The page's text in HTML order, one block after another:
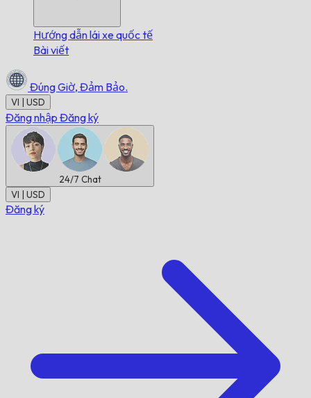
Hướng dẫn lái xe quốc tế
Bài viết
Đúng Giờ, Đảm Bảo.
VI | USD
Đăng nhập Đăng ký
24/7 Chat
VI | USD
Đăng ký